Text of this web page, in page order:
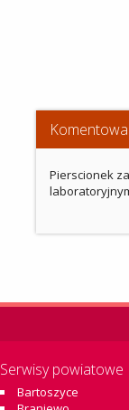
Pierscionek
Serwisy powiatowe
Bartoszyce